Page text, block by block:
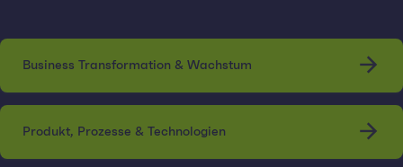
Business Transformation & Wachstum
Produkt, Prozesse & Technologien